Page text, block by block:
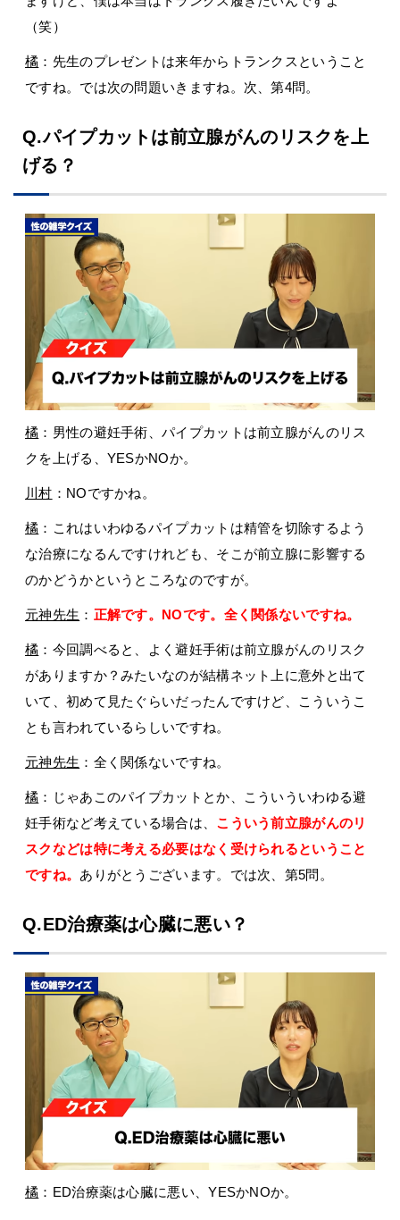
（笑）
橘 ：先生のプレゼントは来年からトランクスということ
ですね。では次の問題いきますね。次、第4問。
Q.パイプカットは前立腺がんのリスクを上
げる？
橘 ：男性の避妊手術、パイプカットは前立腺がんのリス
クを上げる、YESかNOか。
川村 ：NOですかね。
橘 ：これはいわゆるパイプカットは精管を切除するよう
な治療になるんですけれども、そこが前立腺に影響する
のかどうかというところなのですが。
元神先生 ： 正解です。NOです。全く関係ないですね。
橘 ：今回調べると、よく避妊手術は前立腺がんのリスク
がありますか？みたいなのが結構ネット上に意外と出て
いて、初めて見たぐらいだったんですけど、こういうこ
とも言われているらしいですね。
元神先生 ：全く関係ないですね。
橘 ：じゃあこのパイプカットとか、こういういわゆる避
妊手術など考えている場合は、 こういう前立腺がんのリ
スクなどは特に考える必要はなく受けられるということ
ですね。 ありがとうございます。では次、第5問。
Q.ED治療薬は心臓に悪い？
橘 ：ED治療薬は心臓に悪い、YESかNOか。